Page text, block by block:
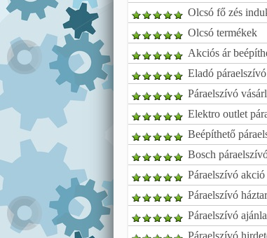
Olcsó fő zés
Olcsó termékek
Akciós ár
Eladó páraelszívó
Páraelszívó
Elektro outlet
Beépíthető
Bosch
Páraelszívó akció
Páraelszívó
Páraelszívó
Páraelszívó